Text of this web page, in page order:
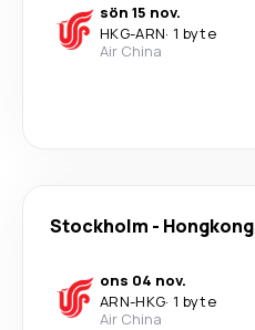
sön 15 nov.
HKG-ARN· 1 byte
Air China
Stockholm - Hongkong
ons 04 nov.
ARN-HKG· 1 byte
Air China